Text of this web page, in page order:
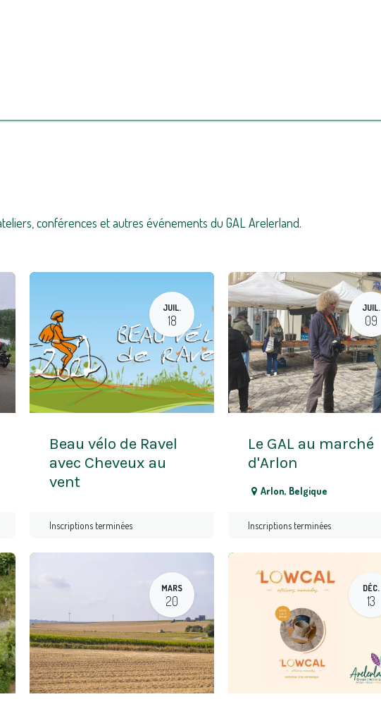
conférences et autres événements du GAL Arelerland.
JUIL.
18
Beau vélo de Ravel
avec Cheveux au
vent
Inscriptions terminées
JUIL.
09
Le GAL au marché
d'Arlon
Arlon, Belgique
Inscriptions terminées
MARS
20
DÉC.
13